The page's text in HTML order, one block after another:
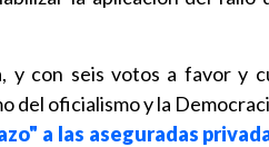
y con seis votos a favor y
del oficialismo y la
a las aseguradas